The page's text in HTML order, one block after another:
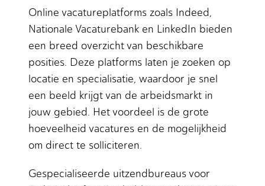
Online vacatureplatforms zoals Indeed,
Nationale Vacaturebank en LinkedIn bieden
een breed overzicht van beschikbare
posities. Deze platforms laten je zoeken op
locatie en specialisatie, waardoor je snel
een beeld krijgt van de arbeidsmarkt in
jouw gebied. Het voordeel is de grote
hoeveelheid vacatures en de mogelijkheid
om direct te solliciteren.
Gespecialiseerde uitzendbureaus voor